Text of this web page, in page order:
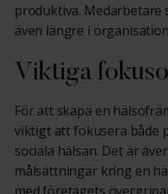
produktiva.
även längre i
Viktiga
För att skapa en
viktigt att fokusera både
sociala hälsan. Det är
målsättningar kring en